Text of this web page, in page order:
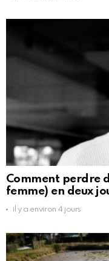
Comment perdre
femme) en deux
il y a environ 4 jours